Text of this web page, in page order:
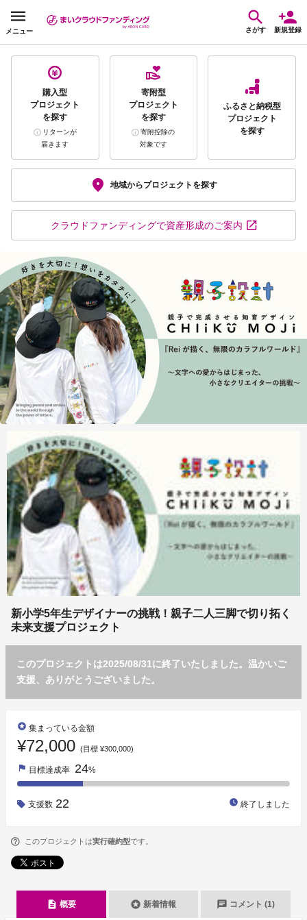
メニュー さがす 新規登録
購入型
プロジェクト
を探す
リターンが
届きます
寄附型
プロジェクト
を探す
寄附控除の
対象です
ふるさと納税型
プロジェクト
を探す
地域からプロジェクトを探す
クラウドファンディングで資産形成のご案内
新小学5年生デザイナーの挑戦！親子二人三脚で切り拓く
未来支援プロジェクト
このプロジェクトは2025/08/31に終了いたしました。温かいご
支援、ありがとうございました。
stars 集まっている金額
¥72,000 (目標 ¥300,000)
flag 目標達成率 24%
支援数 22 watch_later 終了しました
このプロジェクトは実行確約型です。
description 概要 stars 新着情報 chat コメント (1)